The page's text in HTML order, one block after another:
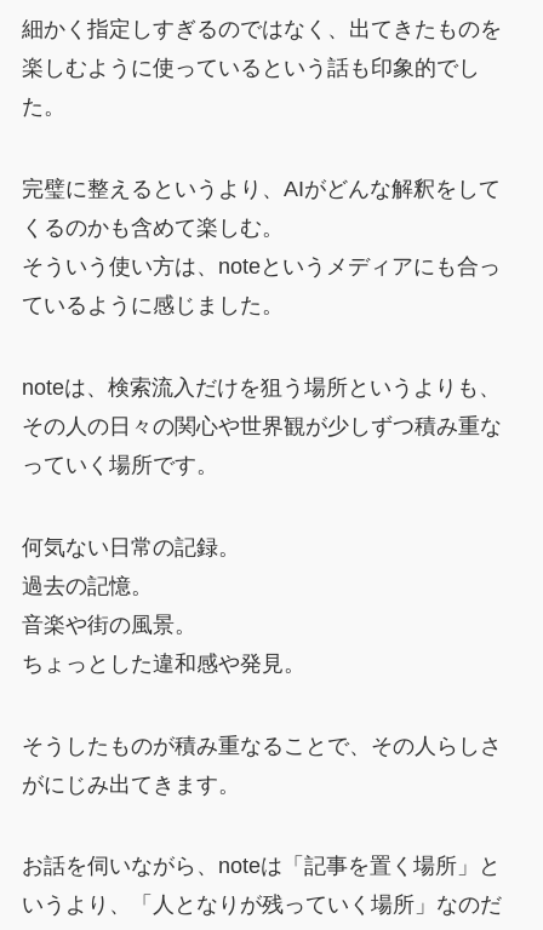
細かく指定しすぎるのではなく、出てきたものを
楽しむように使っているという話も印象的でし
た。
完璧に整えるというより、AIがどんな解釈をして
くるのかも含めて楽しむ。
そういう使い方は、noteというメディアにも合っ
ているように感じました。
noteは、検索流入だけを狙う場所というよりも、
その人の日々の関心や世界観が少しずつ積み重な
っていく場所です。
何気ない日常の記録。
過去の記憶。
音楽や街の風景。
ちょっとした違和感や発見。
そうしたものが積み重なることで、その人らしさ
がにじみ出てきます。
お話を伺いながら、noteは「記事を置く場所」と
いうより、「人となりが残っていく場所」なのだ